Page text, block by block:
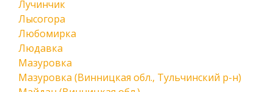
Лучинчик
Лысогора
Любомирка
Людавка
Мазуровка
Мазуровка (Винницкая обл., Тульчинский р-н)